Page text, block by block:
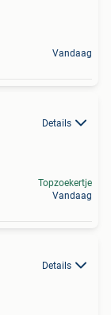
Vandaag
Details
Topzoekertje
Vandaag
Details